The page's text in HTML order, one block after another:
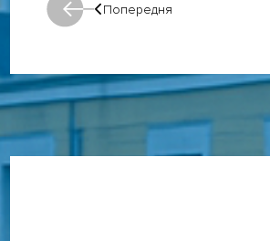
Попередня
Попередня: Попередня